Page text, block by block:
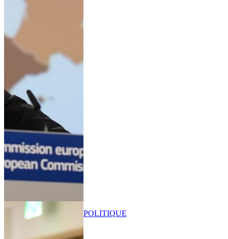
POLITIQUE